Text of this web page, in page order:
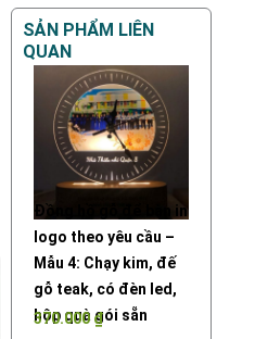
SẢN PHẨM LIÊN
QUAN
Đồng hồ gỗ để bàn in
logo theo yêu cầu –
Mẫu 4: Chạy kim, đế
gỗ teak, có đèn led,
hộp quà gói sẵn
370.000₫